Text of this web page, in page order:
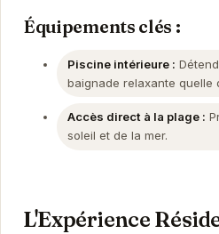
Équipements clés :
Piscine intérieure :
baignade relaxante quelle
Accès direct à la plage :
soleil et de la mer.
L'Expérience